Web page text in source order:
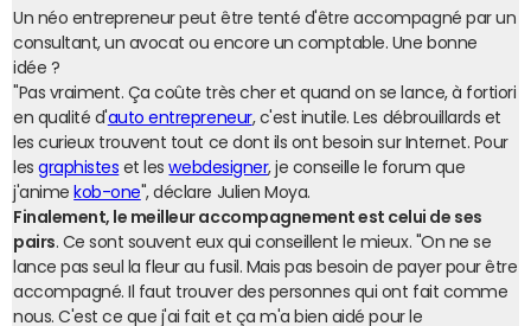
Un néo entrepreneur peut être tenté d'être accompagné par un
consultant, un avocat ou encore un comptable. Une bonne
idée ?
"Pas vraiment. Ça coûte très cher et quand on se lance, à fortiori
en qualité d'auto entrepreneur, c'est inutile. Les débrouillards et
les curieux trouvent tout ce dont ils ont besoin sur Internet. Pour
lesgraphistes et leswebdesigner, je conseille le forum que
j'anime kob-one", déclare Julien Moya.
Finalement, le meilleur accompagnement est celui de ses
pairs. Ce sont souvent eux qui conseillent le mieux. "On ne se
lance pas seul la fleur au fusil. Mais pas besoin de payer pour être
accompagné. Il faut trouver des personnes qui ont fait comme
nous. C'est ce que j'ai fait et ça m'a bien aidé pour le